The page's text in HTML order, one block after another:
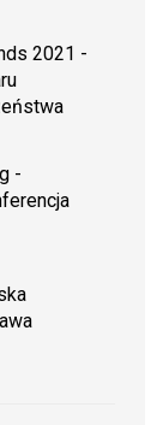
2021 -
-